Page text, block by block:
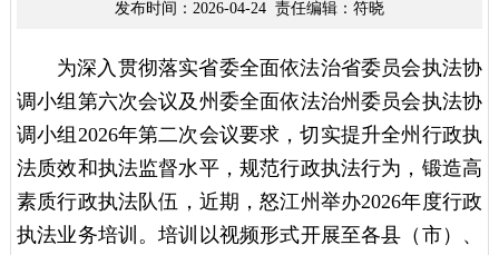
发布时间：2026-04-24 责任编辑：符晓
为深入贯彻落实省委全面依法治省委员会执法协
调小组第六次会议及州委全面依法治州委员会执法协
调小组2026年第二次会议要求，切实提升全州行政执
法质效和执法监督水平，规范行政执法行为，锻造高
素质行政执法队伍，近期，怒江州举办2026年度行政
执法业务培训。培训以视频形式开展至各县（市）、